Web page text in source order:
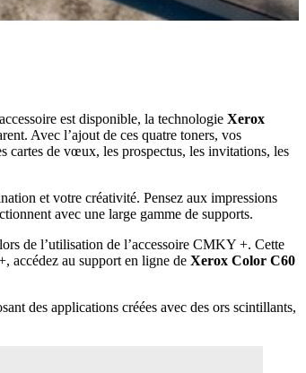
est disponible, la technologie Xerox
Avec l’ajout de ces quatre toners, vos
cartes de vœux, les prospectus, les invitations, les
et votre créativité. Pensez aux impressions
avec une large gamme de supports.
de l’utilisation de l’accessoire CMKY +. Cette
accédez au support en ligne de Xerox Color C60
des applications créées avec des ors scintillants,